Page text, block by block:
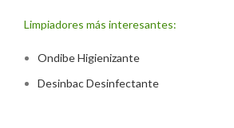
Limpiadores más interesantes:
Ondibe Higienizante
Desinbac Desinfectante